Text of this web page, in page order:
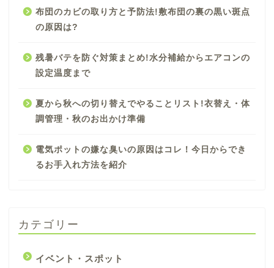
布団のカビの取り方と予防法!敷布団の裏の黒い斑点
の原因は?
残暑バテを防ぐ対策まとめ!水分補給からエアコンの
設定温度まで
夏から秋への切り替えでやることリスト!衣替え・体
調管理・秋のお出かけ準備
電気ポットの嫌な臭いの原因はコレ！今日からでき
るお手入れ方法を紹介
カテゴリー
イベント・スポット